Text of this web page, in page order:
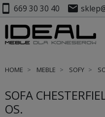
smartphone 669 30 30 40 mail
HOME MEBLE SOFY
SOFA
OS.